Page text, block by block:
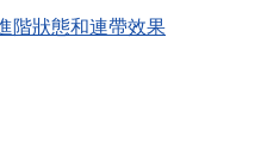
階狀態和連帶效果